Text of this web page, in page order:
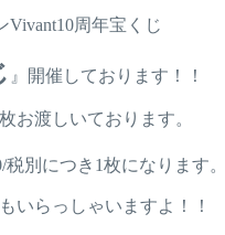
Vivant10周年宝くじ
』開催しております！！
お渡しいております。
別につき1枚になります。
いらっしゃいますよ！！